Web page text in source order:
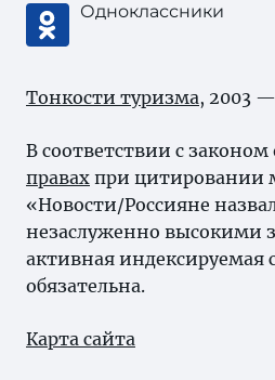
Одноклассники
Тонкости туризма, 2003
В соответствии с законом
правах при цитировании
«Новости/Россияне
незаслуженно высокими
активная индексируемая
обязательна.
Карта сайта